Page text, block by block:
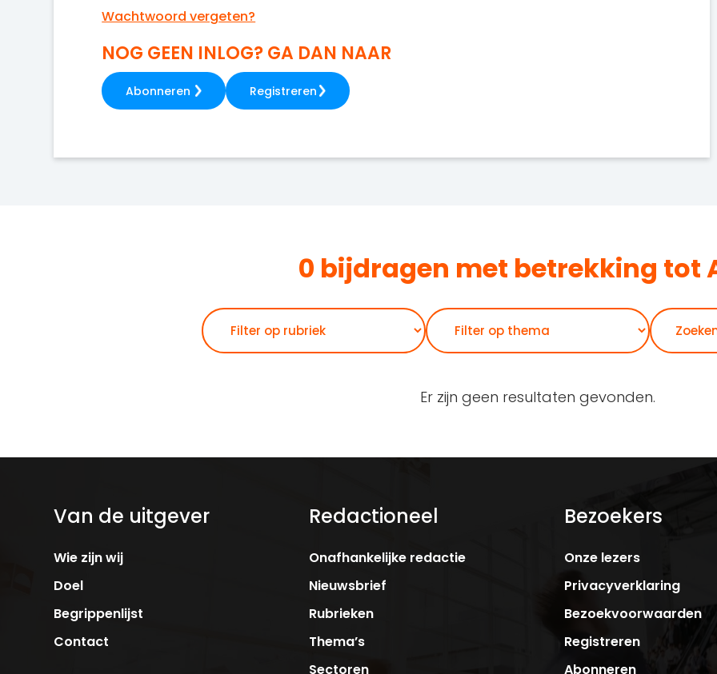
Wachtwoord vergeten?
NOG GEEN INLOG? GA DAN NAAR
Abonneren Registreren
0 bijdragen met betrekking tot
Er zijn geen resultaten gevonden.
Van de uitgever
Wie zijn wij
Doel
Begrippenlijst
Contact
Redactioneel
Onafhankelijke redactie
Nieuwsbrief
Rubrieken
Thema’s
Sectoren
Bezoekers
Onze lezers
Privacyverklaring
Bezoekvoorwaarden
Registreren
Abonneren